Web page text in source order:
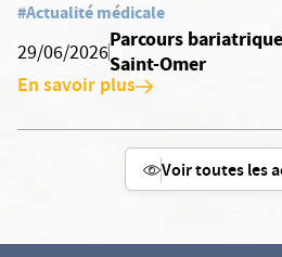
#Actualité médicale
29/06/2026
Parcours
Saint-Omer
En savoir plus
Voir toutes les